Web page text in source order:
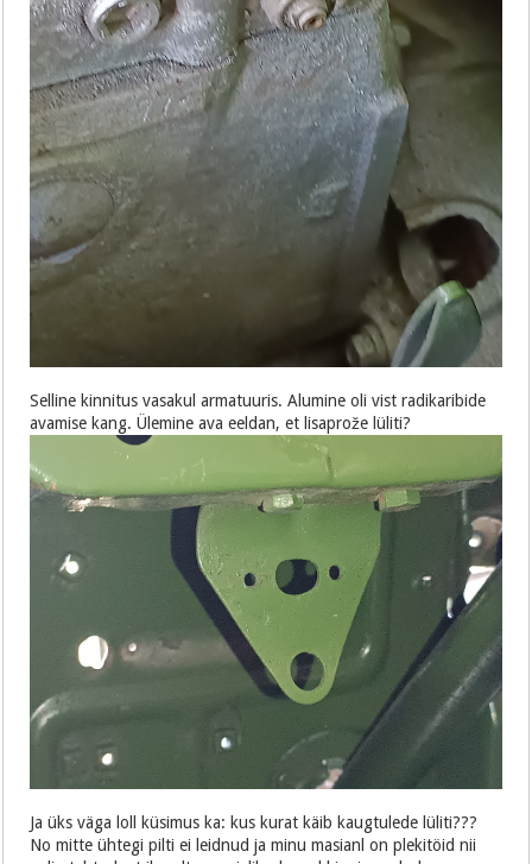
Selline kinnitus vasakul armatuuris. Alumine oli vist radikaribide
avamise kang. Ülemine ava eeldan, et lisaprože lüliti?
Ja üks väga loll küsimus ka: kus kurat käib kaugtulede lüliti???
No mitte ühtegi pilti ei leidnud ja minu masianl on plekitöid nii